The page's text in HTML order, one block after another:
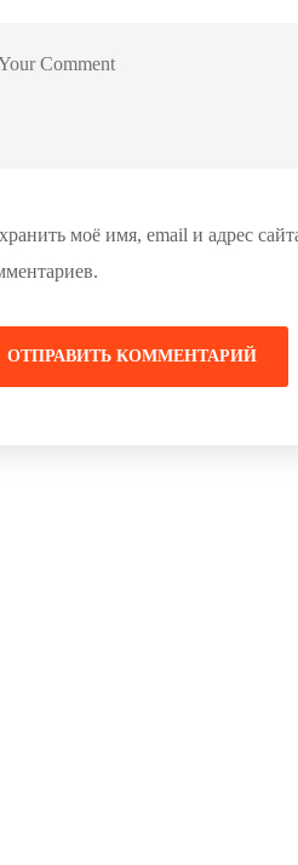
моё имя, email и адрес